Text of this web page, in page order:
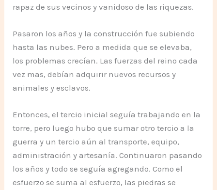
rapaz de sus vecinos y vanidoso de las riquezas.
Pasaron los años y la construcción fue subiendo
hasta las nubes. Pero a medida que se elevaba,
los problemas crecían. Las fuerzas del reino cada
vez mas, debían adquirir nuevos recursos y
animales y esclavos.
Entonces, el tercio inicial seguía trabajando en la
torre, pero luego hubo que sumar otro tercio a la
guerra y un tercio aún al transporte, equipo,
administración y artesanía. Continuaron pasando
los años y todo se seguía agregando. Como el
esfuerzo se suma al esfuerzo, las piedras se